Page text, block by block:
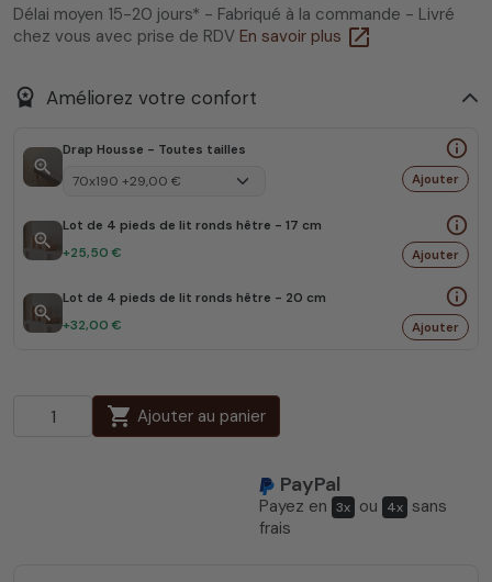
Délai moyen 15-20 jours* - Fabriqué à la commande - Livré
chez vous avec prise de RDV En savoir plus open_in_new
workspace_premium Améliorez votre confort
zoom_in
Drap Housse - Toutes tailles info_outline
Ajouter
zoom_in
Lot de 4 pieds de lit ronds hêtre - 17 cm info_outline
+25,50 € Ajouter
zoom_in
Lot de 4 pieds de lit ronds hêtre - 20 cm info_outline
+32,00 € Ajouter
shopping_cart Ajouter au panier
PayPal
Payez en 3x ou 4x sans
frais